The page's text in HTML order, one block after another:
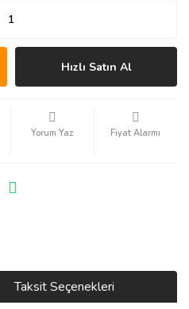
Hızlı Satın Al
Yorum Yaz Fiyat Alarmı
Taksit Seçenekleri